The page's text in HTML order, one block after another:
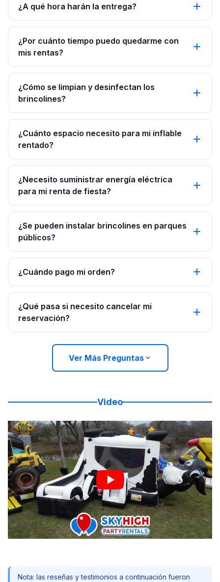
¿A qué hora harán la entrega?
¿Por cuánto tiempo puedo quedarme con
mis rentas?
¿Cómo se limpian y desinfectan los
brincolines?
¿Cuánto espacio necesito para mi inflable
rentado?
¿Necesito suministrar energía eléctrica
para mi renta de fiesta?
¿Se pueden instalar brincolines en parques
públicos?
¿Cuándo pago mi orden?
¿Qué pasa si necesito cancelar mi
reservación?
Ver Más Preguntas
Video
Nota: las reseñas y testimonios a continuación fueron